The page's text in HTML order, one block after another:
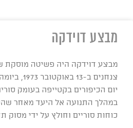
מבצע דוידקה
מבצע דוידקה היה פשיטה מוסקת
צנחנים ב-
יום הכיפורים בקטייפה בעומק
במהלך התנועה אל היעד מאחר
כוחות סוריים וחולץ על ידי מסוק